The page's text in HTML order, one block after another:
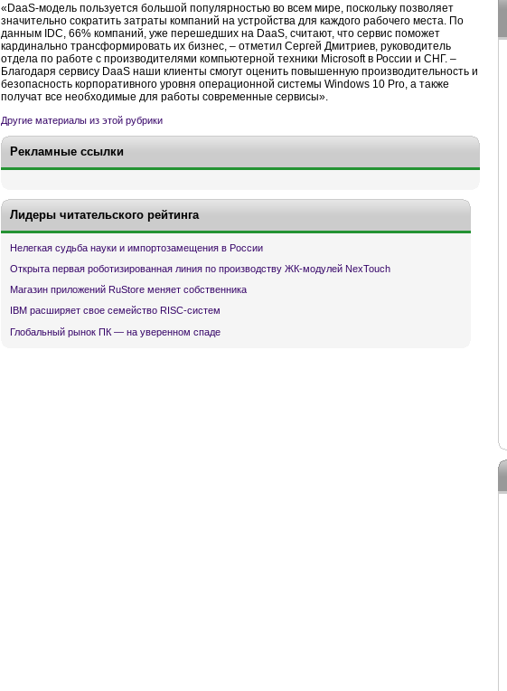
«DaaS-модель пользуется большой популярностью во всем мире, поскольку позволяет
значительно сократить затраты компаний на устройства для каждого рабочего места. По
данным IDC, 66% компаний, уже перешедших на DaaS, считают, что сервис поможет
кардинально трансформировать их бизнес, – отметил Сергей Дмитриев, руководитель
отдела по работе с производителями компьютерной техники Microsoft в России и СНГ. –
Благодаря сервису DaaS наши клиенты смогут оценить повышенную производительность и
безопасность корпоративного уровня операционной системы Windows 10 Pro, а также
получат все необходимые для работы современные сервисы».
Другие материалы из этой рубрики
Рекламные ссылки
Лидеры читательского рейтинга
Нелегкая судьба науки и импортозамещения в России
Открыта первая роботизированная линия по производству ЖК-модулей NexTouch
Магазин приложений RuStore меняет собственника
IBM расширяет свое семейство RISC-систем
Глобальный рынок ПК — на уверенном спаде